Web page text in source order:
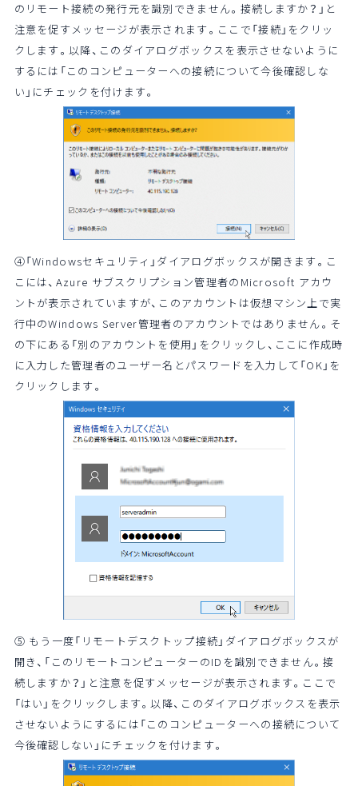
のリモート接続の発行元を識別できません。接続しますか？」と
注意を促すメッセージが表示されます。ここで「接続」をクリッ
クします。以降、このダイアログボックスを表示させないように
するには「このコンピューターへの接続について今後確認しな
い」にチェックを付けます。
④「Windowsセキュリティ」ダイアログボックスが開きます。こ
こには、Azure サブスクリプション管理者のMicrosoft アカウ
ントが表示されていますが、このアカウントは仮想マシン上で実
行中のWindows Server管理者のアカウントではありません。そ
の下にある「別のアカウントを使用」をクリックし、ここに作成時
に入力した管理者のユーザー名とパスワードを入力して「OK」を
クリックします。
⑤ もう一度「リモートデスクトップ接続」ダイアログボックスが
開き、「このリモートコンピューターのIDを識別できません。接
続しますか？」と注意を促すメッセージが表示されます。ここで
「はい」をクリックします。以降、このダイアログボックスを表示
させないようにするには「このコンピューターへの接続について
今後確認しない」にチェックを付けます。